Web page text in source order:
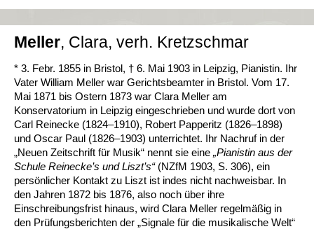
Meller, Clara, verh. Kretzschmar
* 3. Febr. 1855 in Bristol, † 6. Mai 1903 in Leipzig, Pianistin. Ihr
Vater William Meller war Gerichtsbeamter in Bristol. Vom 17.
Mai 1871 bis Ostern 1873 war Clara Meller am
Konservatorium in Leipzig eingeschrieben und wurde dort von
Carl Reinecke (1824–1910), Robert Papperitz (1826–1898)
und Oscar Paul (1826–1903) unterrichtet. Ihr Nachruf in der
„Neuen Zeitschrift für Musik“ nennt sie eine „Pianistin aus der
Schule Reinecke’s und Liszt’s“(NZfM 1903, S. 306), ein
persönlicher Kontakt zu Liszt ist indes nicht nachweisbar. In
den Jahren 1872 bis 1876, also noch über ihre
Einschreibungsfrist hinaus, wird Clara Meller regelmäßig in
den Prüfungsberichten der „Signale für die musikalische Welt“